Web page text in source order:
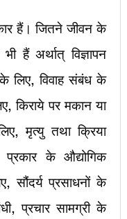
हैं। जितने जीवन के
हैं अर्थात् विज्ञापन
के लिए, विवाह संबंध के
किराये पर मकान या
मृत्यु तथा क्रिया
के औद्योगिक
सौंदर्य प्रसाधनों के
प्रचार सामग्री के